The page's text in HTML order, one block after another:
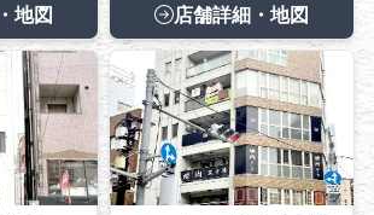
地図 店舗詳細・地図